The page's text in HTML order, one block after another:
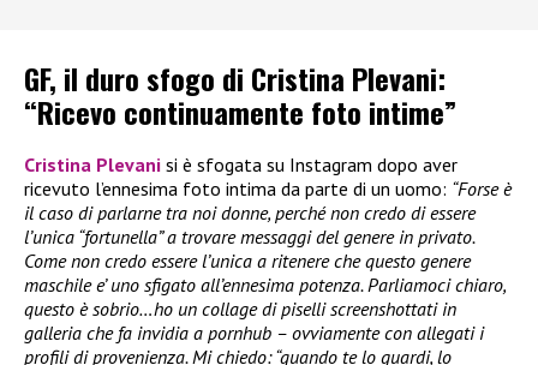
GF, il duro sfogo di Cristina Plevani:
“Ricevo continuamente foto intime”
Cristina Plevani si è sfogata su Instagram dopo aver
ricevuto l’ennesima foto intima da parte di un uomo: “Forse è
il caso di parlarne tra noi donne, perché non credo di essere
l’unica “fortunella” a trovare messaggi del genere in privato.
Come non credo essere l’unica a ritenere che questo genere
maschile e’ uno sfigato all’ennesima potenza. Parliamoci chiaro,
questo è sobrio…ho un collage di piselli screenshottati in
galleria che fa invidia a pornhub – ovviamente con allegati i
profili di provenienza. Mi chiedo: “quando te lo guardi, lo